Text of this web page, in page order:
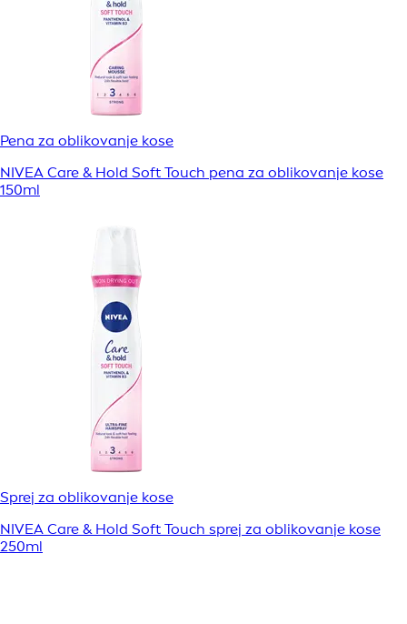
Pena za oblikovanje kose
NIVEA Care & Hold Soft Touch pena za oblikovanje kose
150ml
Sprej za oblikovanje kose
NIVEA Care & Hold Soft Touch sprej za oblikovanje kose
250ml